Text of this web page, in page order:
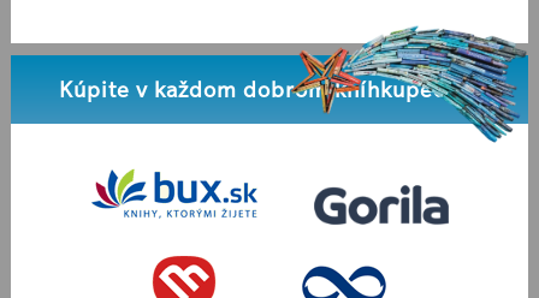
Kúpite v každom dobrom kníhkupectve